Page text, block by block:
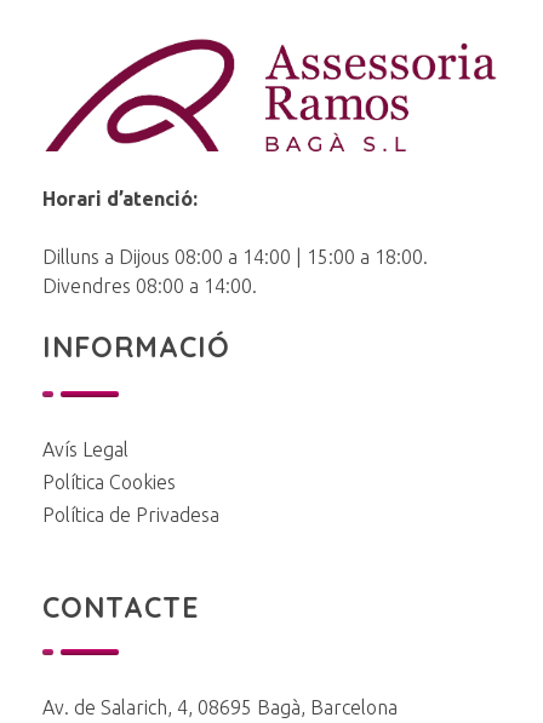
Horari d’atenció:
Dilluns a Dijous 08:00 a 14:00 | 15:00 a 18:00.
Divendres 08:00 a 14:00.
INFORMACIÓ
Avís Legal
Política Cookies
Política de Privadesa
CONTACTE
Av. de Salarich, 4, 08695 Bagà, Barcelona